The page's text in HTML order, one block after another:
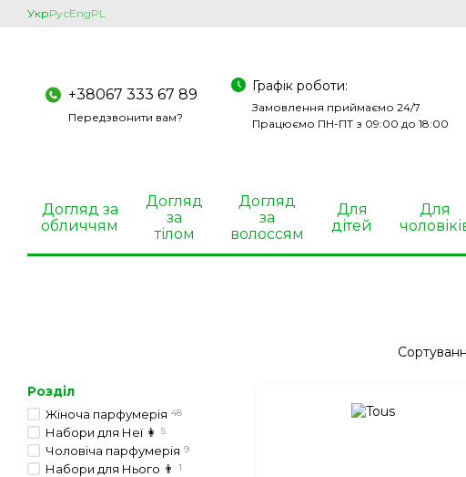
Перейти до основного контенту
УкрРусEngPL
+38067 333 67 89
Передзвонити вам?
Графік роботи:
Замовлення приймаємо 24/7
Працюємо ПН-ПТ з 09:00 до 18:00
Догляд за
обличчям
Догляд
за
тілом
Догляд
за
волоссям
Для
дітей
Для
Розділ
Жіноча парфумерія 48
Набори для Неї 👩 5
Чоловіча парфумерія 9
Набори для Нього 👨 1